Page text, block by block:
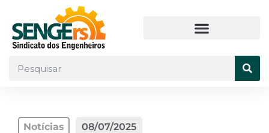
Notícias 08/07/2025